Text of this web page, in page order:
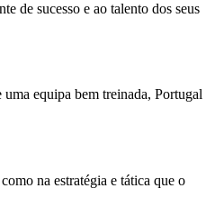
de sucesso e ao talento dos seus
equipa bem treinada, Portugal
na estratégia e tática que o